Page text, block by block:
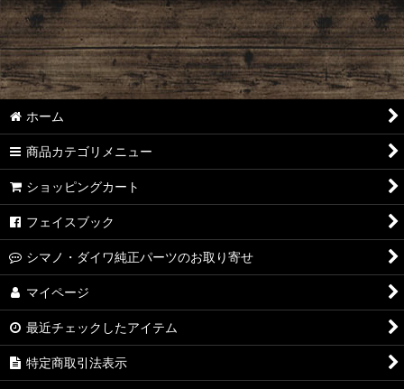
ホーム
商品カテゴリメニュー
ショッピングカート
フェイスブック
シマノ・ダイワ純正パーツのお取り寄せ
マイページ
最近チェックしたアイテム
特定商取引法表示